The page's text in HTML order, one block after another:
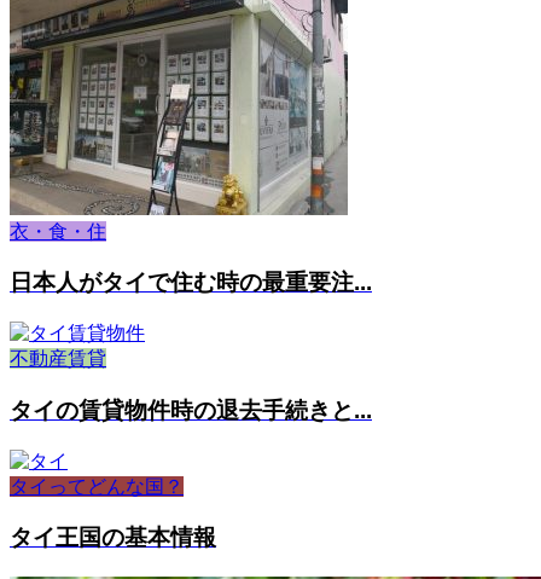
衣・食・住
日本人がタイで住む時の最重要注...
不動産賃貸
タイの賃貸物件時の退去手続きと...
タイってどんな国？
タイ王国の基本情報